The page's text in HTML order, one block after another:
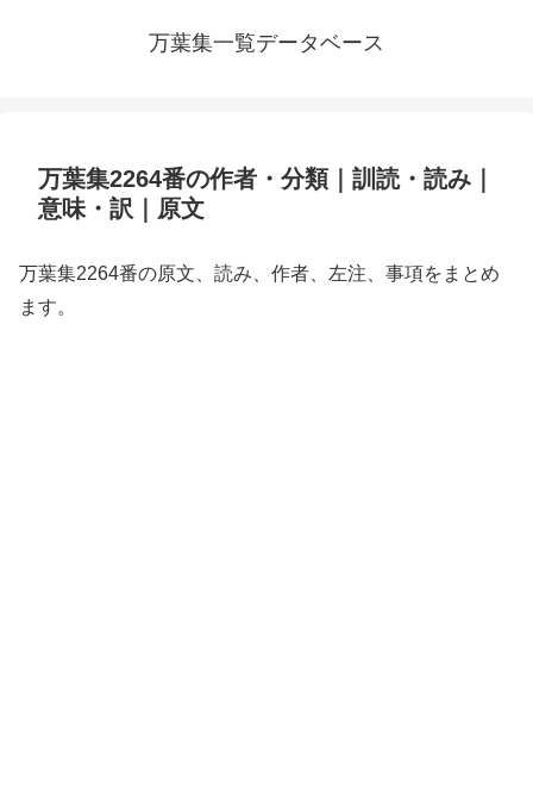
万葉集一覧データベース
万葉集2264番の作者・分類｜訓読・読み｜
意味・訳｜原文
万葉集2264番の原文、読み、作者、左注、事項をまとめ
ます。